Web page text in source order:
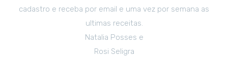
cadastro e receba por email e uma vez por semana as
ultimas receitas.
Natalia Posses e
Rosi Seligra